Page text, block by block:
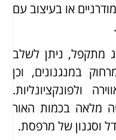
או בעיצוב עם
מתקפל, ניתן לשלב
במנגנונים, וכן
ולפונקציונליות.
מלאה בכמות האור
וסגנון של מרפסת.